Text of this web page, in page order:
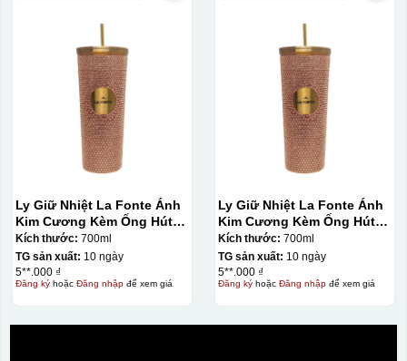
Ly Giữ Nhiệt La Fonte Ánh
Kim Cương Kèm Ống Hút-
700 ml-014687-GOL
Kích thước: 700ml
TG sản xuất: 10 ngày
5**.000 ₫
Đăng kýhoặc Đăng nhậpđể xem giá
Ly Giữ Nhiệt La Fonte Ánh
Kim Cương Kèm Ống Hút-
700 ml-014687-GOL
Kích thước: 700ml
TG sản xuất: 10 ngày
5**.000 ₫
Đăng kýhoặc Đăng nhậpđể xem giá